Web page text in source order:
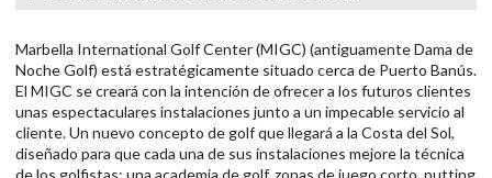
Marbella International Golf Center (MIGC) (antiguamente Dama de
Noche Golf) está estratégicamente situado cerca de Puerto Banús.
El MIGC se creará con la intención de ofrecer a los futuros clientes
unas espectaculares instalaciones junto a un impecable servicio al
cliente. Un nuevo concepto de golf que llegará a la Costa del Sol,
diseñado para que cada una de sus instalaciones mejore la técnica
de los golfistas: una academia de golf, zonas de juego corto, putting